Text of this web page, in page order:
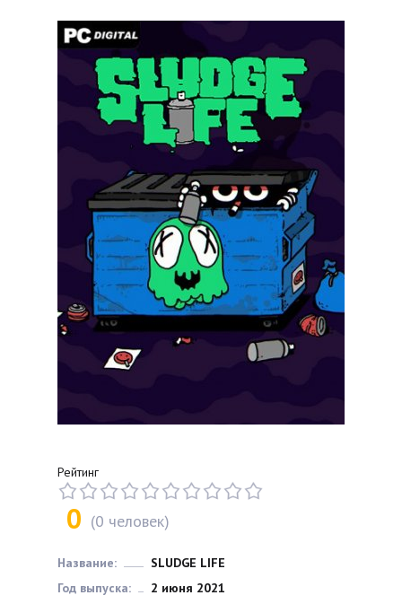
Рейтинг
0 (0 человек)
Название:
SLUDGE LIFE
Год выпуска:
2 июня 2021